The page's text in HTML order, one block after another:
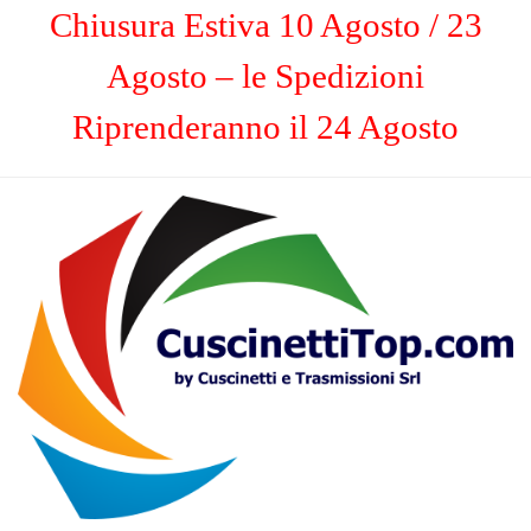
Chiusura Estiva 10 Agosto / 23
Agosto – le Spedizioni
Riprenderanno il 24 Agosto